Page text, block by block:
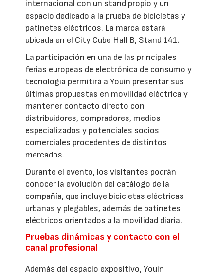
internacional con un stand propio y un
espacio dedicado a la prueba de bicicletas y
patinetes eléctricos. La marca estará
ubicada en el City Cube Hall B, Stand 141.
La participación en una de las principales
ferias europeas de electrónica de consumo y
tecnología permitirá a Youin presentar sus
últimas propuestas en movilidad eléctrica y
mantener contacto directo con
distribuidores, compradores, medios
especializados y potenciales socios
comerciales procedentes de distintos
mercados.
Durante el evento, los visitantes podrán
conocer la evolución del catálogo de la
compañía, que incluye bicicletas eléctricas
urbanas y plegables, además de patinetes
eléctricos orientados a la movilidad diaria.
Pruebas dinámicas y contacto con el
canal profesional
Además del espacio expositivo, Youin